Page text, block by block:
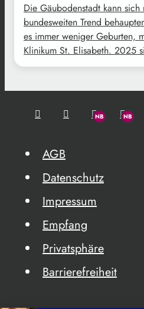
Die Gäubodenstadt kann
bundesweiten Trend
es immer weniger Geburten,
Klinikum St. Elisabeth. 2025
AGB
Datenschutz
Impressum
Empfang
Privatsphäre
Barrierefreiheit